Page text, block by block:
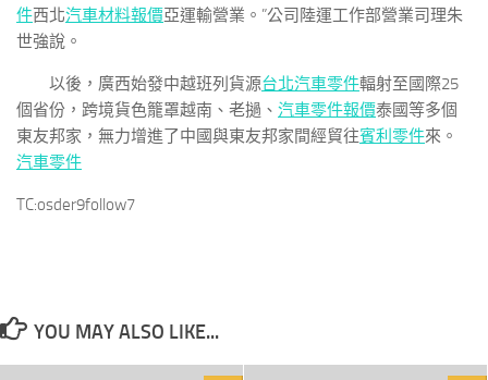
件西北汽車材料報價亞運輸營業。”公司陸運工作部營業司理朱
世強說。
以後，廣西始發中越班列貨源台北汽車零件輻射至國際25
個省份，跨境貨色籠罩越南、老撾、 汽車零件報價泰國等多個
東友邦家，無力增進了中國與東友邦家間經貿往賓利零件來。
汽車零件
TC:osder9follow7
YOU MAY ALSO LIKE...